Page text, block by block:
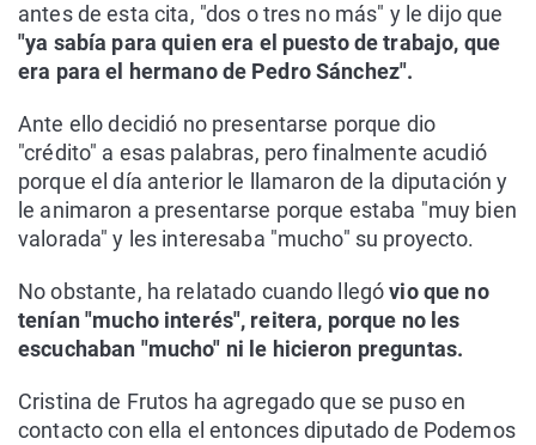
antes de esta cita, "dos o tres no más" y le dijo que
"ya sabía para quien era el puesto de trabajo, que
era para el hermano de Pedro Sánchez".
Ante ello decidió no presentarse porque dio
"crédito" a esas palabras, pero finalmente acudió
porque el día anterior le llamaron de la diputación y
le animaron a presentarse porque estaba "muy bien
valorada" y les interesaba "mucho" su proyecto.
No obstante, ha relatado cuando llegóvio que no
tenían "mucho interés", reitera, porque no les
escuchaban "mucho" ni le hicieron preguntas.
Cristina de Frutos ha agregado que se puso en
contacto con ella el entonces diputado de Podemos